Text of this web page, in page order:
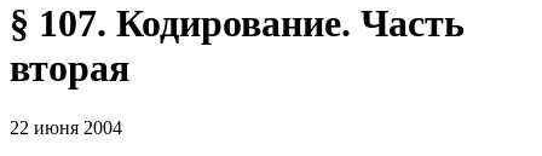
§ 107. Кодирование. Часть
вторая
22 июня 2004